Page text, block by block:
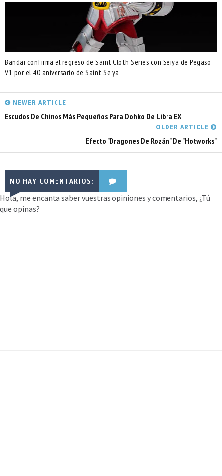
Bandai confirma el regreso de Saint Cloth Series con Seiya de Pegaso
V1 por el 40 aniversario de Saint Seiya
NEWER ARTICLE
Escudos De Chinos Más Pequeños Para Dohko De Libra EX
OLDER ARTICLE
Efecto "Dragones De Rozán" De "Hotworks"
NO HAY COMENTARIOS:
Hola, me encanta saber vuestras opiniones y comentarios, ¿Tú
que opinas?